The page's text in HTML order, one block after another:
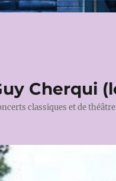
Cherqui
classiques et de théâtre